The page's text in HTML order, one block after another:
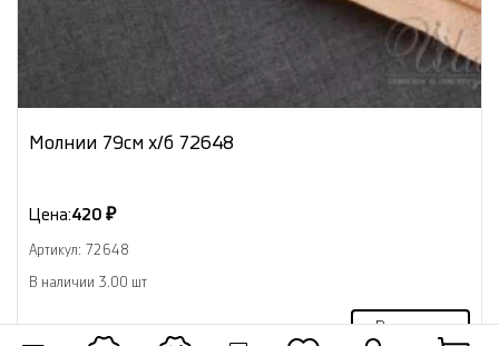
Молнии 79см х/б 72648
Цена:420 ₽
Артикул: 72648
В наличии 3.00 шт
В корзину